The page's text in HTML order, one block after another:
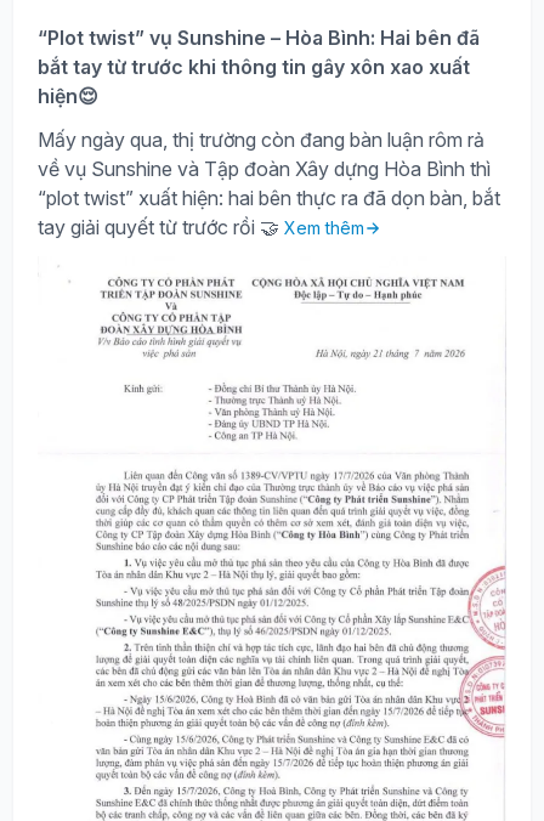
“Plot twist” vụ Sunshine – Hòa Bình: Hai bên đã
bắt tay từ trước khi thông tin gây xôn xao xuất
hiện😌
Mấy ngày qua, thị trường còn đang bàn luận rôm rả
về vụ Sunshine và Tập đoàn Xây dựng Hòa Bình thì
“plot twist” xuất hiện: hai bên thực ra đã dọn bàn, bắt
tay giải quyết từ trước rồi 🤝 Xem thêm